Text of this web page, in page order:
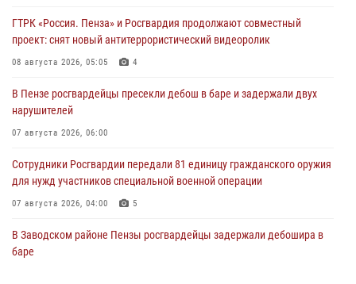
ГТРК «Россия. Пенза» и Росгвардия продолжают совместный
проект: снят новый антитеррористический видеоролик
08 августа 2026, 05:05 4
В Пензе росгвардейцы пресекли дебош в баре и задержали двух
нарушителей
07 августа 2026, 06:00
Сотрудники Росгвардии передали 81 единицу гражданского оружия
для нужд участников специальной военной операции
07 августа 2026, 04:00 5
В Заводском районе Пензы росгвардейцы задержали дебошира в
баре